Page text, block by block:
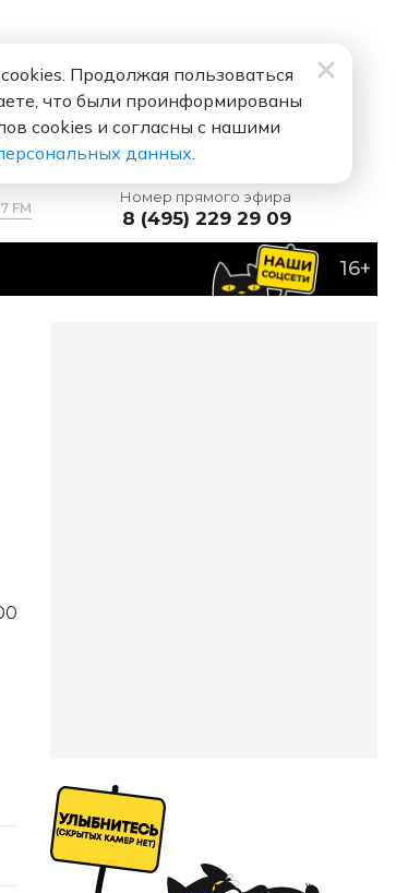
FM
Номер прямого эфира
8 (495) 229 29 09
16+
Продолжая пользоваться
что были проинформированы
cookies и согласны с нашими
данных.